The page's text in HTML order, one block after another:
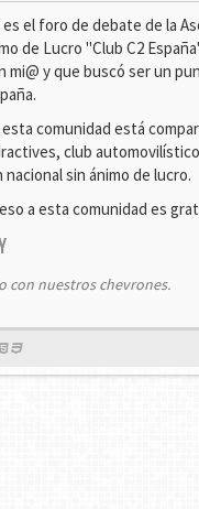
el foro de debate de la
de Lucro "Club C2
mi@ y que buscó ser un
comunidad está
club
nacional sin ánimo de lucro.
a esta comunidad es
con nuestros chevrones.